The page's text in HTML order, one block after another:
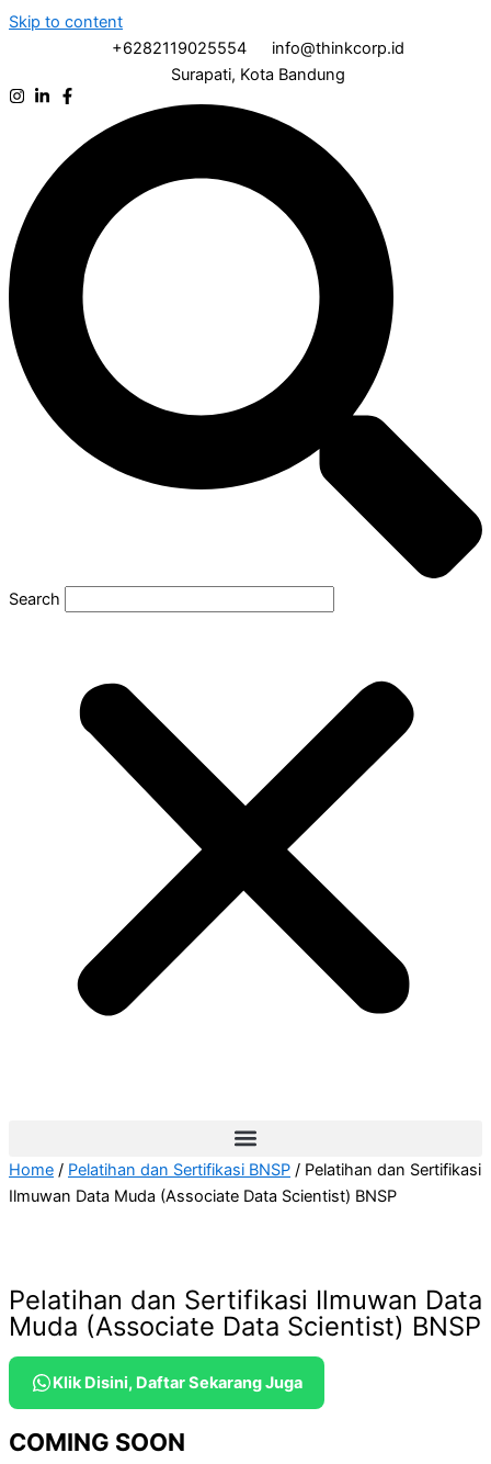
Skip to content
+6282119025554
info@thinkcorp.id
Surapati, Kota Bandung
Search
Home / Pelatihan dan Sertifikasi BNSP / Pelatihan dan Sertifikasi
Ilmuwan Data Muda (Associate Data Scientist) BNSP
Pelatihan dan Sertifikasi Ilmuwan Data
Muda (Associate Data Scientist) BNSP
Klik Disini, Daftar Sekarang Juga
COMING SOON